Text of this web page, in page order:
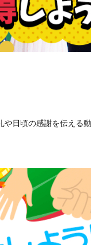
日頃の感謝を伝える